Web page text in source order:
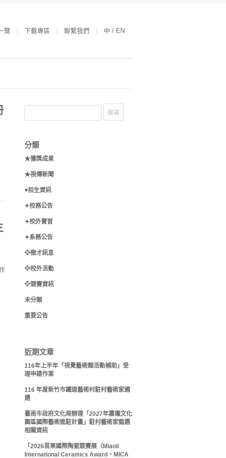
覽 下載專區 聯繫我們 中 / EN
分類
★獲獎成果
★視傳新聞
♥招生資訊
✦校務公告
✦校外實習
✦系務公告
❖徵才訊息
❖校外活動
❖競賽資訊
未分類
重要公告
近期文章
116年上半年「視覺藝術類活動補助」受
理申請作業
116 年度新竹市鐵道藝術村駐村藝術家遴
選
臺南市政府文化局辦理「2027年蕭瓏文化
園區國際藝術進駐計畫」駐村藝術家甄選
相關資訊
「2026苗栗國際陶瓷競賽展（Miaoli
International Ceramics Award，MICA